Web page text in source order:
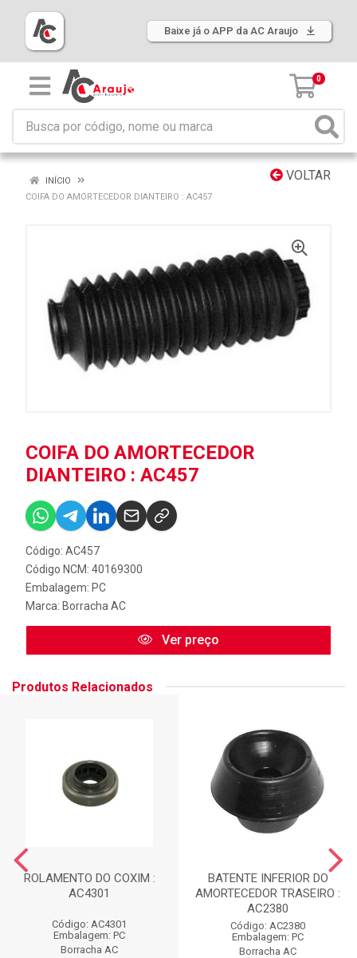
Baixe já o APP da AC Araujo
0
VOLTAR
INÍCIO
COIFA DO AMORTECEDOR DIANTEIRO : AC457
COIFA DO AMORTECEDOR
DIANTEIRO : AC457
Código: AC457
Código NCM: 40169300
Embalagem: PC
Marca: Borracha AC
Ver preço
Produtos Relacionados
ROLAMENTO DO COXIM :
AC4301
Código: AC4301
Embalagem: PC
Borracha AC
BATENTE INFERIOR DO
AMORTECEDOR TRASEIRO :
AC2380
Código: AC2380
Embalagem: PC
Borracha AC